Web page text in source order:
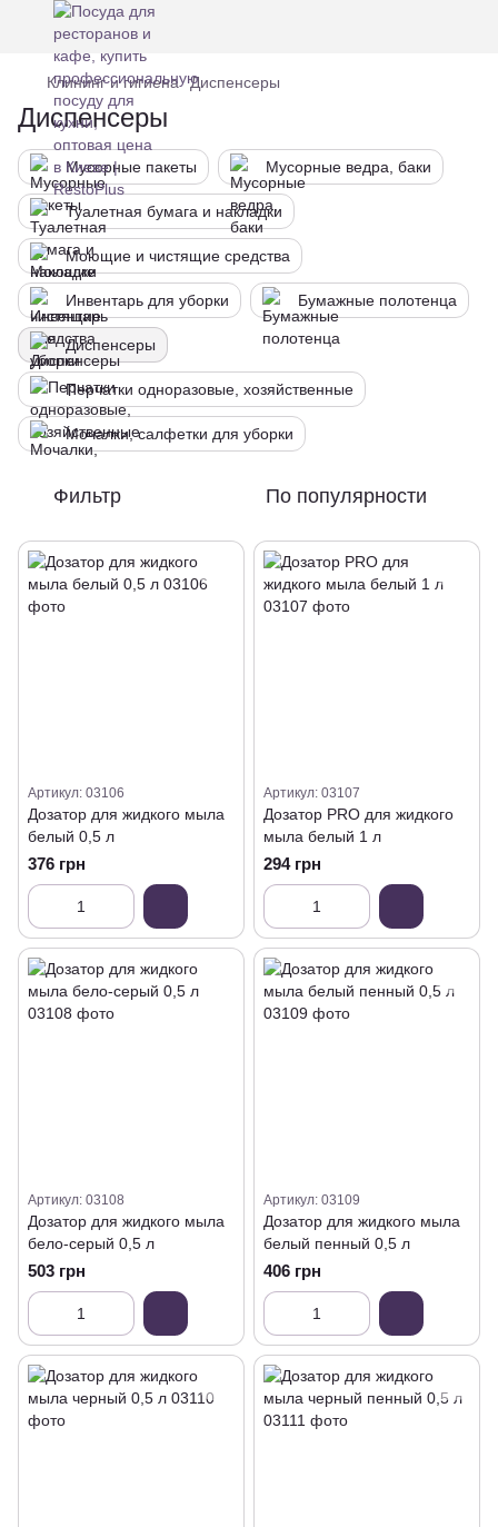
Клининг и гигиена Диспенсеры
Диспенсеры
Мусорные пакеты Мусорные ведра, баки
Туалетная бумага и накладки
Моющие и чистящие средства
Инвентарь для уборки Бумажные полотенца
Диспенсеры
Перчатки одноразовые, хозяйственные
Мочалки, салфетки для уборки
Фильтр По популярности
Артикул: 03106
Дозатор для жидкого мыла
белый 0,5 л
376 грн
Артикул: 03107
Дозатор PRO для жидкого
мыла белый 1 л
294 грн
Артикул: 03108
Дозатор для жидкого мыла
бело-серый 0,5 л
503 грн
Артикул: 03109
Дозатор для жидкого мыла
белый пенный 0,5 л
406 грн